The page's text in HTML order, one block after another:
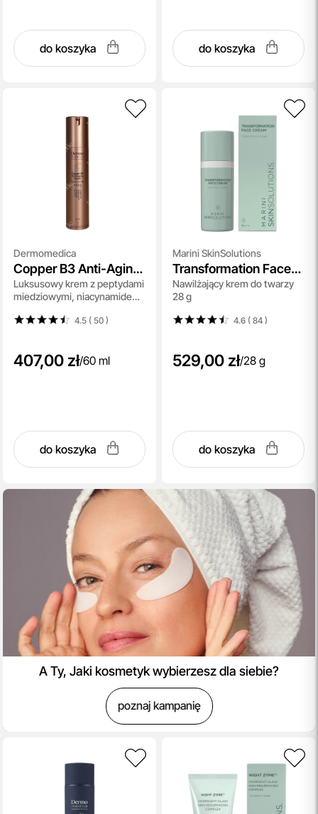
do koszyka do koszyka
Dermomedica
Copper B3 Anti-Aging
Cream
Luksusowy krem z peptydami
miedziowymi, niacynamidem i
4.5 ( 50)
407,00 zł/60 ml
do koszyka
Marini SkinSolutions
Transformation Face
Cream
Nawilżający krem do twarzy
28 g
4.6 ( 84)
529,00 zł/28 g
do koszyka
A Ty, Jaki kosmetyk wybierzesz dla siebie?
poznaj kampanię